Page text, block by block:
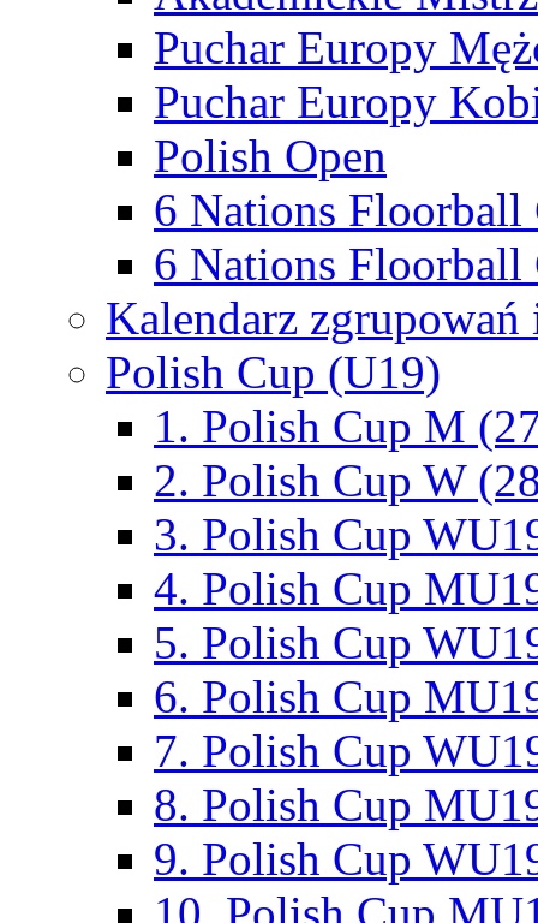
Puchar Europy
Puchar Europy
Polish Open
6 Nations Floorball
6 Nations Floorball
Kalendarz
Polish Cup (U19)
1. Polish Cup M
2. Polish Cup W
3. Polish Cup
4. Polish Cup
5. Polish Cup
6. Polish Cup
7. Polish Cup
8. Polish Cup
9. Polish Cup
10. Polish Cup